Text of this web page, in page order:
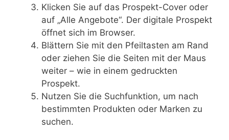
Klicken Sie auf das Prospekt-Cover oder
auf „Alle Angebote“. Der digitale Prospekt
öffnet sich im Browser.
Blättern Sie mit den Pfeiltasten am Rand
oder ziehen Sie die Seiten mit der Maus
weiter – wie in einem gedruckten
Prospekt.
Nutzen Sie die Suchfunktion, um nach
bestimmten Produkten oder Marken zu
suchen.